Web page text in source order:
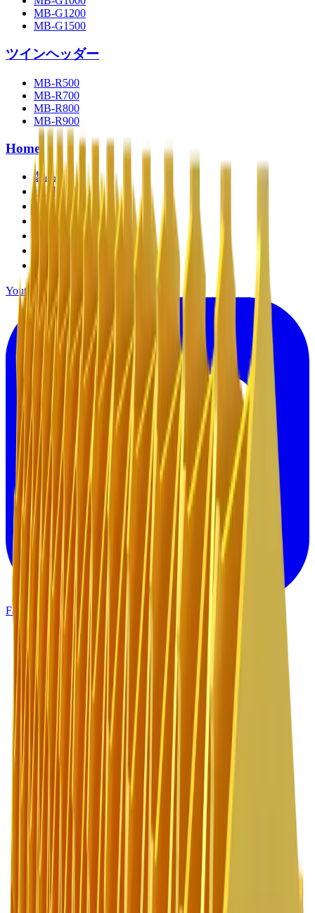
MB-G1200
MB-G1500
ツインヘッダー
MB-R500
MB-R700
MB-R800
MB-R900
Home
製品
適用分野
特集記事
会社情報
お問い合わせ
個人情報保護方針
ご利用規約
Youtube
Facebook